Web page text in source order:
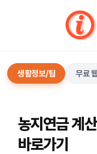
생활정보/팁 무료
농지연금 계
바로가기